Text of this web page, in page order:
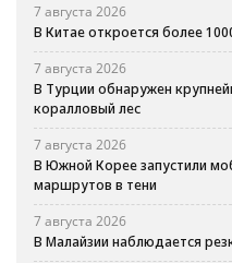
7 августа 2026
В Китае откроется более
7 августа 2026
В Турции обнаружен
коралловый лес
7 августа 2026
В Южной Корее запустили
маршрутов в тени
7 августа 2026
В Малайзии наблюдается